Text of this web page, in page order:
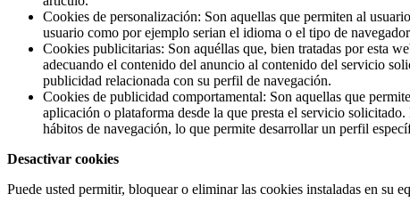
Cookies de personalización: Son aquellas que permiten al
usuario como por ejemplo serian el idioma o el tipo de
Cookies publicitarias: Son aquéllas que, bien tratadas por esta
adecuando el contenido del anuncio al contenido del servicio
publicidad relacionada con su perfil de navegación.
Cookies de publicidad comportamental: Son aquellas que
aplicación o plataforma desde la que presta el servicio
hábitos de navegación, lo que permite desarrollar un perfil
Desactivar cookies
Puede usted permitir, bloquear o eliminar las cookies instaladas en su